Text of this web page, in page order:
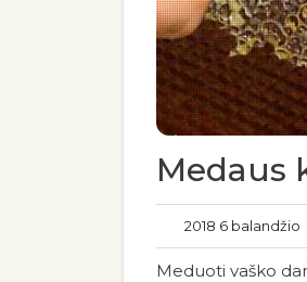
Medaus
2018 6 balandžio
Meduoti vaško